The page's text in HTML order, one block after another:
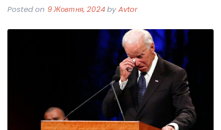
Posted on 9 Жовтня, 2024byAvtor